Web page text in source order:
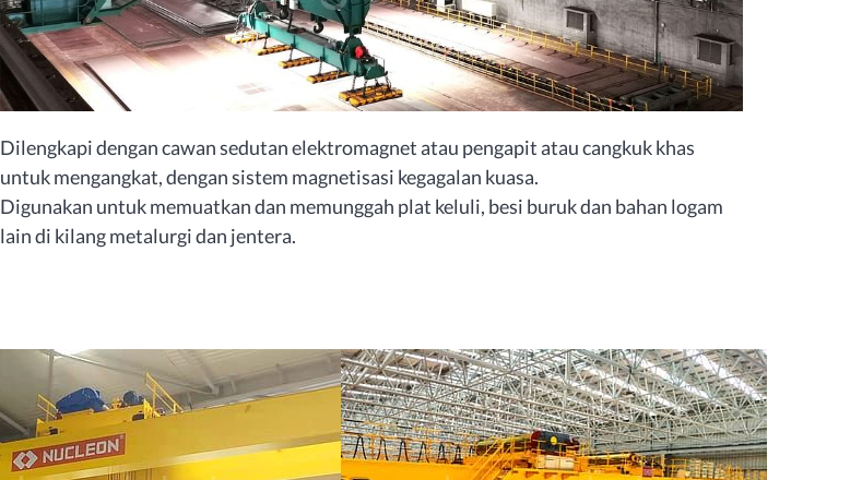
Dilengkapi dengan cawan sedutan elektromagnet atau pengapit atau cangkuk khas
untuk mengangkat, dengan sistem magnetisasi kegagalan kuasa.
Digunakan untuk memuatkan dan memunggah plat keluli, besi buruk dan bahan logam
lain di kilang metalurgi dan jentera.